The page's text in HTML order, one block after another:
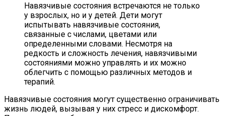
Навязчивые состояния встречаются не только
у взрослых, но и у детей. Дети могут
испытывать навязчивые состояния,
связанные с числами, цветами или
определенными словами. Несмотря на
редкость и сложность лечения, навязчивыми
состояниями можно управлять и их можно
облегчить с помощью различных методов и
терапий.
Навязчивые состояния могут существенно ограничивать
жизнь людей, вызывая у них стресс и дискомфорт.